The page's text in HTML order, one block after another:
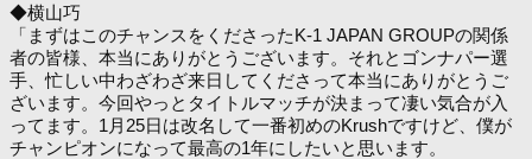
◆横山巧
「まずはこのチャンスをくださったK-1 JAPAN GROUPの関係
者の皆様、本当にありがとうございます。それとゴンナパー選
手、忙しい中わざわざ来日してくださって本当にありがとうご
ざいます。今回やっとタイトルマッチが決まって凄い気合が入
ってます。1月25日は改名して一番初めのKrushですけど、僕が
チャンピオンになって最高の1年にしたいと思います。